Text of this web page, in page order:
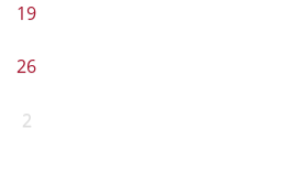
19
26
2